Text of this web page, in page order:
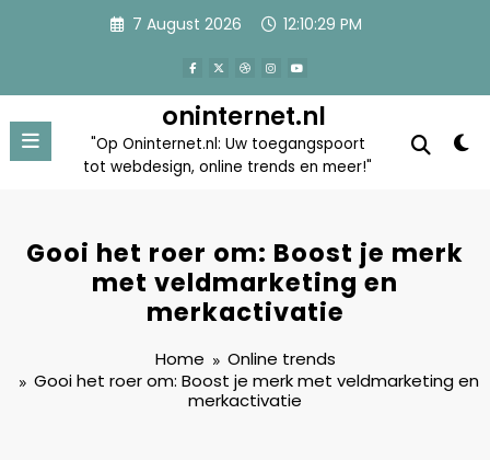
7 August 2026 12:10:29 PM
oninternet.nl
"Op Oninternet.nl: Uw toegangspoort
tot webdesign, online trends en meer!"
Gooi het roer om: Boost je merk
met veldmarketing en
merkactivatie
Home
Online trends
Gooi het roer om: Boost je merk met veldmarketing en
merkactivatie